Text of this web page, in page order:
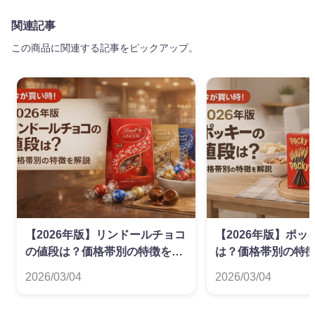
関連記事
この商品に関連する記事をピックアップ。
【2026年版】リンドールチョコ
の値段は？価格帯別の特徴を解
2026/03/04
【2026年版】ポッ
は？価格帯別の特
2026/03/04